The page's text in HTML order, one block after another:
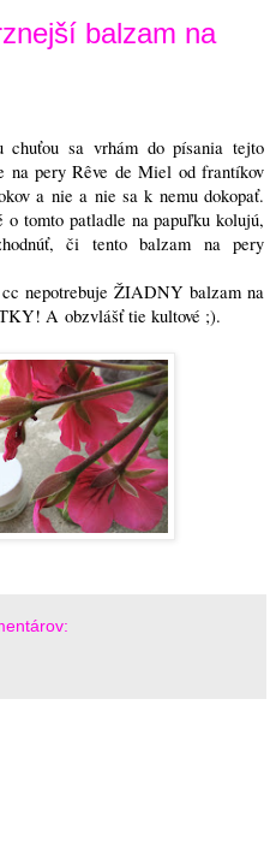
balzam na
sa vrhám do písania tejto
na pery Rêve de Miel od frantíkov
a nie a nie sa k nemu dokopať.
o tomto patladle na papuľku kolujú,
či tento balzam na pery
nepotrebuje ŽIADNY balzam na
A obzvlášť tie kultové ;).